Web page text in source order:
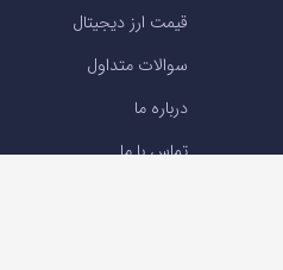
قیمت ارز دیجیتال
سوالات متداول
درباره ما
تماس با ما